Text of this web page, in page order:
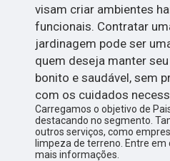
visam criar ambientes
funcionais. Contratar
jardinagem pode ser
quem deseja manter
bonito e saudável, sem
com os cuidados
Carregamos o objetivo de
destacando no segmento.
outros serviços, como
limpeza de terreno. Entre
mais informações.